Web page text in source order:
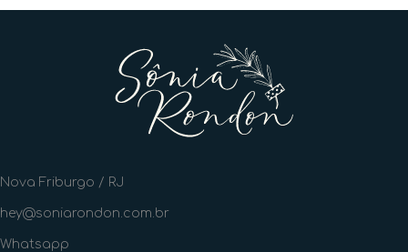
Nova Friburgo / RJ
hey@soniarondon.com.br
Whatsapp